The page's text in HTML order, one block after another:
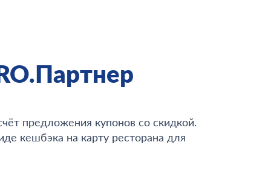
предложения купонов со скидкой.
кешбэка на карту ресторана для